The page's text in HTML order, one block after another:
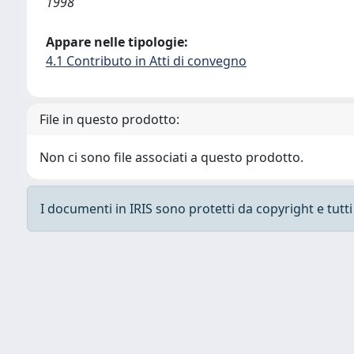
Appare nelle tipologie:
4.1 Contributo in Atti di convegno
File in questo prodotto:
Non ci sono file associati a questo prodotto.
I documenti in IRIS sono protetti da copyright e